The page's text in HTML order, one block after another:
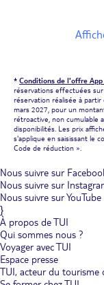
* Conditions de l'offre App
réservations effectuées
réservation réalisée à
mars 2027, pour un
rétroactive, non cumulable
disponibilités. Les prix
s'applique en saisissant le
Code de réduction ».
Nous suivre sur
Nous suivre sur
Nous suivre sur YouTube
}
À propos de TUI
Qui sommes nous ?
Voyager avec TUI
Espace presse
TUI, acteur du tourisme